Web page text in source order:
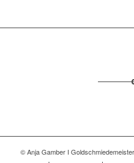
© Anja Gamber I